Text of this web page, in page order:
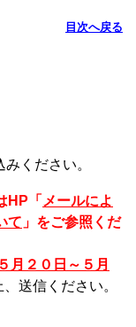
目次へ戻る
ください。
HP「 メールによ
て 」をご参照くだ
月２０日～５月
送信ください。